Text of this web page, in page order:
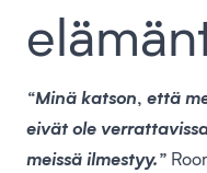
“Minä katson, että
eivät ole
meissä ilmestyy.”